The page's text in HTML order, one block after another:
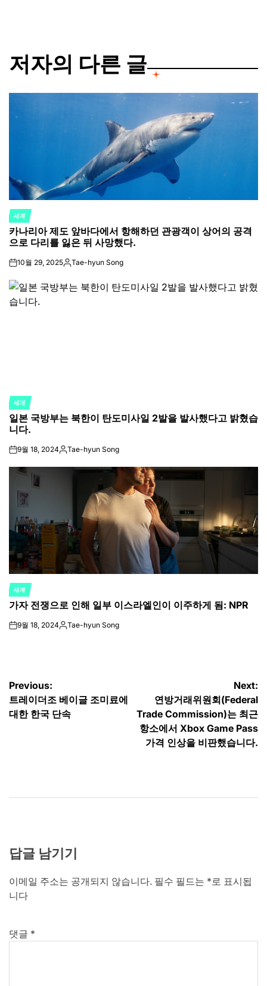
저자의 다른 글
POSTED
IN
세계
카나리아 제도 앞바다에서 항해하던 관광객이 상어의 공격
으로 다리를 잃은 뒤 사망했다.
on10월 29, 2025Posted
Tae-hyun Song
POSTED
IN
세계
일본 국방부는 북한이 탄도미사일 2발을 발사했다고 밝혔습
니다.
on9월 18, 2024Posted
Tae-hyun Song
POSTED
IN
세계
가자 전쟁으로 인해 일부 이스라엘인이 이주하게 됨: NPR
on9월 18, 2024Posted
Tae-hyun Song
글
탐
Previous:
트레이더조 베이글 조미료에
대한 한국 단속
Next:
연방거래위원회(Federal
Trade Commission)는 최근
항소에서 Xbox Game Pass
가격 인상을 비판했습니다.
답글 남기기
이메일 주소는 공개되지 않습니다. 필수 필드는 * 로 표시됩
니다
댓글 *